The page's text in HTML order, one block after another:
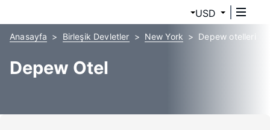
USD
Anasayfa Birleşik Devletler New York Depew otelleri
Depew Otel